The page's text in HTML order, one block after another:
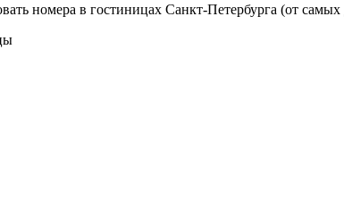
номера в гостиницах Санкт-Петербурга (от